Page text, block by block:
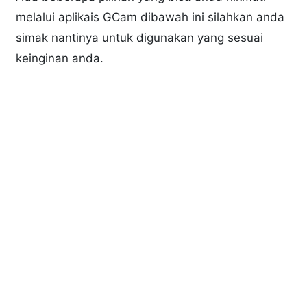
melalui aplikais GCam dibawah ini silahkan anda
simak nantinya untuk digunakan yang sesuai
keinginan anda.